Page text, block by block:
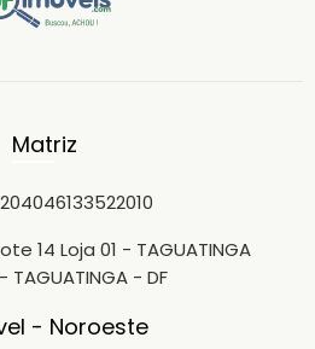
Matriz
6133522010
14 Loja 01 - TAGUATINGA
TAGUATINGA - DF
- Noroeste